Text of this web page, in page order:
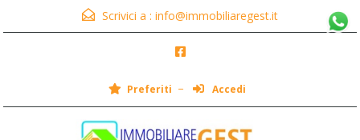
Scrivici a : info@immobiliaregest.it
Preferiti Accedi